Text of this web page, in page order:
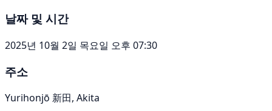
날짜 및 시간
2025년 10월 2일 목요일 오후 07:30
주소
Yurihonjō 新田, Akita